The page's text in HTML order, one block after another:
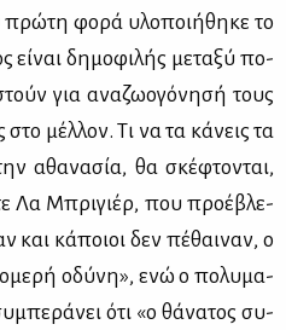
πρώ­τη φο­ρά υλο­ποι­ή­θη­κε το
εί­ναι δη­μο­φι­λής με­τα­ξύ πο­
για ανα­ζω­ο­γό­νη­σή τους
στο μέλ­λον. Τι να τα κά­νεις τα
αθα­να­σία, θα σκέ­φτο­νται,
Λα Μπρι­γιέρ, που προ­έ­βλε­
και κά­ποιοι δεν πέ­θαι­ναν, ο
οδύ­νη», ενώ ο πο­λυ­μα­
ότι «ο θά­να­τος συ­